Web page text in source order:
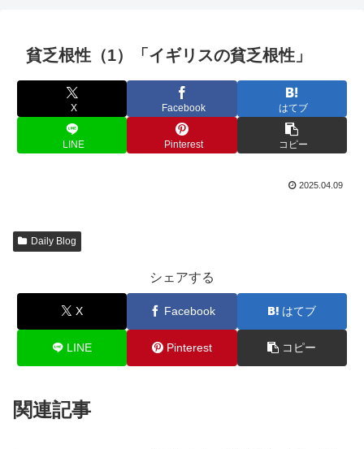
貧乏根性（1）「イギリスの貧乏根性」
X Facebook はてブ
LINE Pinterest コピー
2025.04.09
Daily Blog
シェアする
X Facebook はてブ
LINE Pinterest コピー
関連記事